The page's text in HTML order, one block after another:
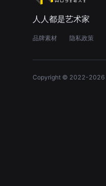
人人都是艺术家
品牌素材 隐私政策
Copyright © 2022-2026